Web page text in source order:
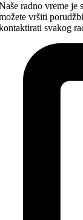
radno vreme je
vršiti
svakog